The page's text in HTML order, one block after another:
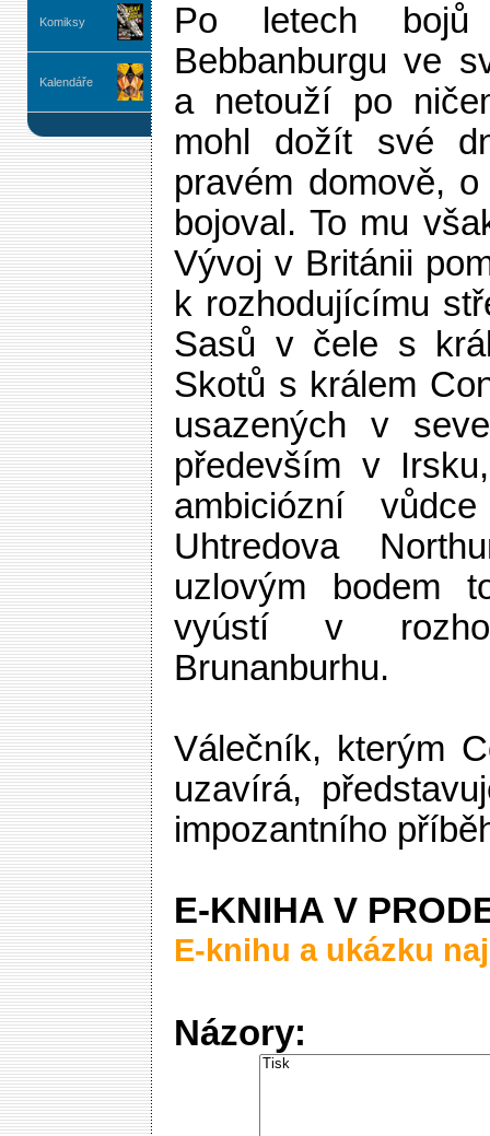
Komiksy
Kalendáře
Po letech
Bebbanburgu ve
a netouží po
mohl dožít své
pravém domově,
bojoval. To mu
Vývoj v Británii
k rozhodujícímu
Sasů v čele s
Skotů s králem
usazených v
především v
ambiciózní
Uhtredova
uzlovým bodem
vyústí v
Brunanburhu.
Válečník, kterým
uzavírá,
impozantního
E-KNIHA V
E-knihu a ukázku
Názory: